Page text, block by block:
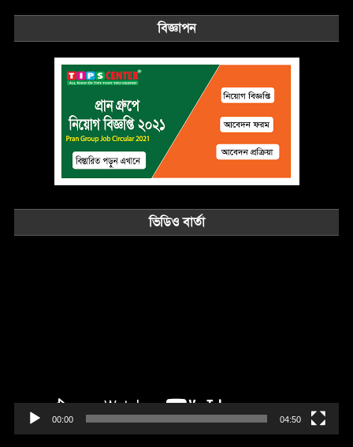
বিজ্ঞাপন
ভিডিও বার্তা
00:00 04:50